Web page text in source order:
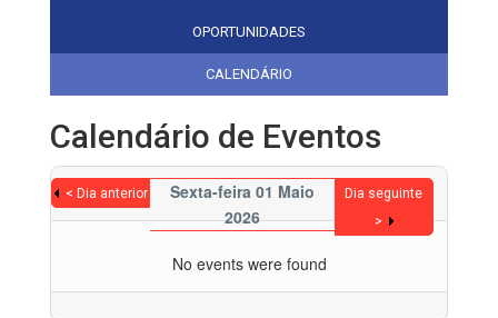
OPORTUNIDADES
CALENDÁRIO
Calendário de Eventos
< Dia anterior
Sexta-feira 01 Maio
2026
Dia seguinte
>
No events were found